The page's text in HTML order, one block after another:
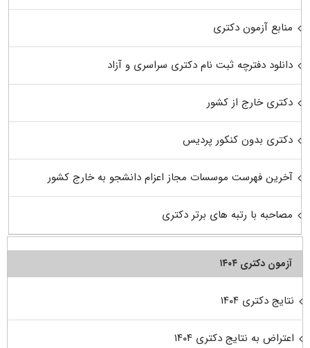
منابع آزمون دکتری
دانلود دفترچه ثبت نام دکتری سراسری و آزاد
دکتری خارج از کشور
دکتری بدون کنکور پردیس
آخرین فهرست موسسات مجاز اعزام دانشجو به خارج کشور
مصاحبه با رتبه های برتر دکتری
آزمون دکتری ۱۴۰۴
نتایج دکتری ۱۴۰۴
اعتراض به نتایج دکتری ۱۴۰۴